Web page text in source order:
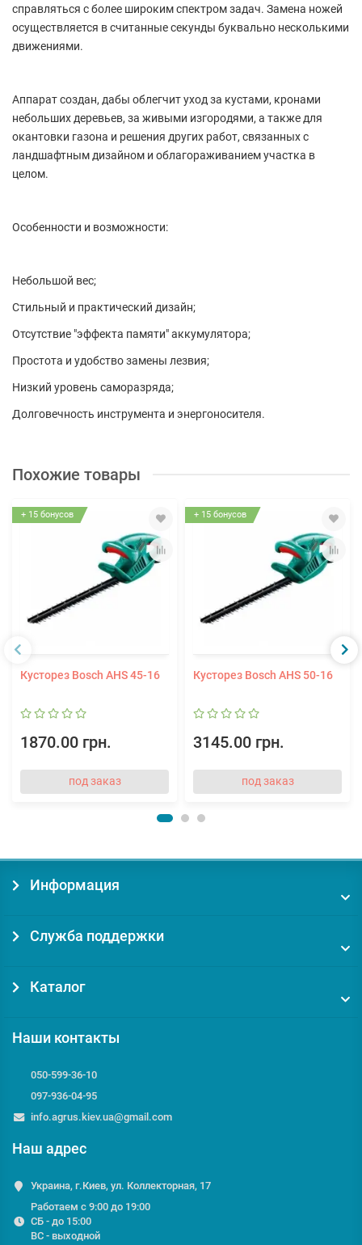
справляться с более широким спектром задач. Замена ножей
осуществляется в считанные секунды буквально несколькими
движениями.
Аппарат создан, дабы облегчит уход за кустами, кронами
небольших деревьев, за живыми изгородями, а также для
окантовки газона и решения других работ, связанных с
ландшафтным дизайном и облагораживанием участка в
целом.
Особенности и возможности:
Небольшой вес;
Стильный и практический дизайн;
Отсутствие "эффекта памяти" аккумулятора;
Простота и удобство замены лезвия;
Низкий уровень саморазряда;
Долговечность инструмента и энергоносителя.
Похожие товары
+ 15 бонусов
Кусторез Bosch AHS 45-16
1870.00 грн.
под заказ
+ 15 бонусов
Кусторез Bosch AHS 50-16
3145.00 грн.
под заказ
Информация
Служба поддержки
Каталог
Наши контакты
050-599-36-10
097-936-04-95
info.agrus.kiev.ua@gmail.com
Наш адрес
Украина, г.Киев, ул. Коллекторная, 17
Работаем с 9:00 до 19:00
СБ - до 15:00
ВС - выходной